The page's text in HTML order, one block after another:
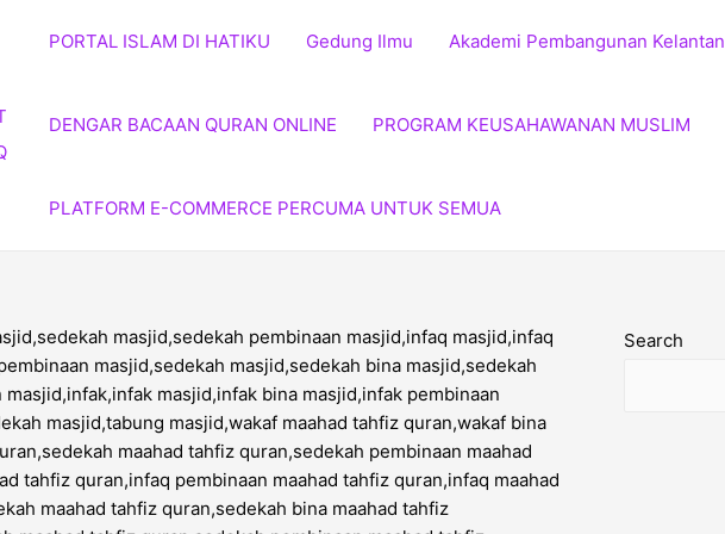
PORTAL ISLAM DI HATIKU Gedung Ilmu Akademi Pembangunan Kelantan
DENGAR BACAAN QURAN ONLINE PROGRAM KEUSAHAWANAN MUSLIM
PLATFORM E-COMMERCE PERCUMA UNTUK SEMUA
Search